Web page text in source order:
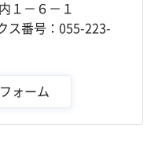
－６－１
ス番号：055-223-